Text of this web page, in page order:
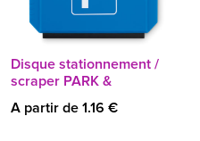
Disque stationnement /
scraper PARK &
A partir de 1.16 €